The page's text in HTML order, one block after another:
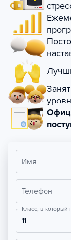
Имя
Телефон
Класс, в который
11